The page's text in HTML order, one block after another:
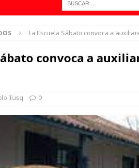
La Escuela Sábato convoca a
convoca a
Tusq 0